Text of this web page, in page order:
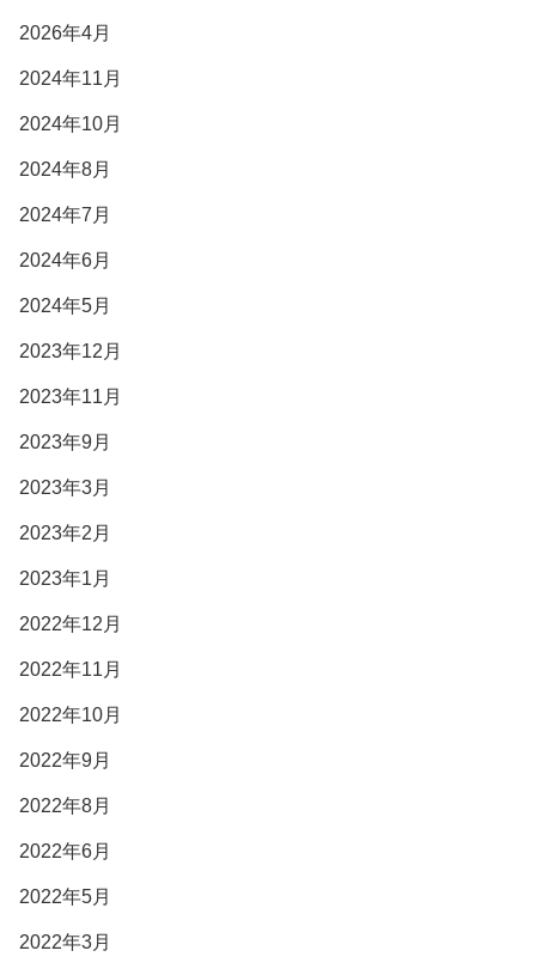
2026年4月
2024年11月
2024年10月
2024年8月
2024年7月
2024年6月
2024年5月
2023年12月
2023年11月
2023年9月
2023年3月
2023年2月
2023年1月
2022年12月
2022年11月
2022年10月
2022年9月
2022年8月
2022年6月
2022年5月
2022年3月